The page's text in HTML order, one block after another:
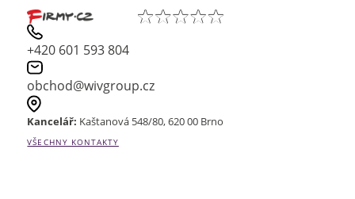
+420 601 593 804
obchod@wivgroup.cz
Kancelář: Kaštanová 548/80, 620 00 Brno
VŠECHNY KONTAKTY